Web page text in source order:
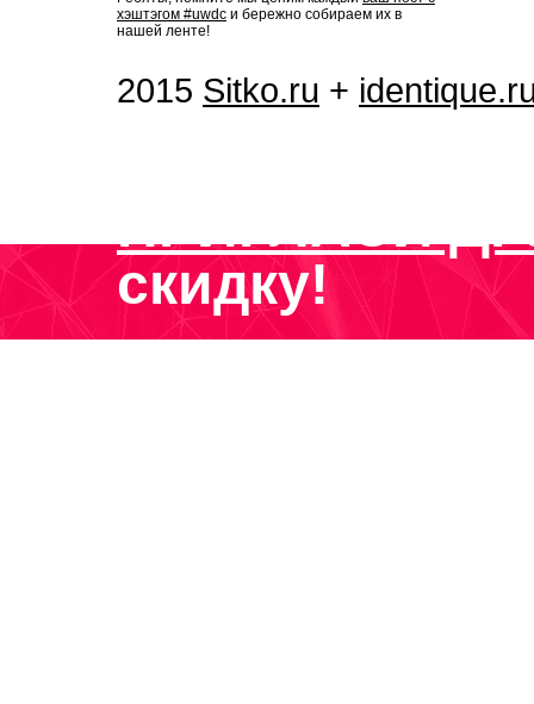
хэштэгом #uwdc и бережно собираем их в
нашей ленте!
2015 Sitko.ru +
ПРИГЛАСИ
скидку!